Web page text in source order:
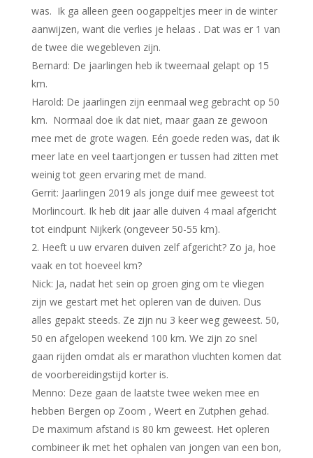
was. Ik ga alleen geen oogappeltjes meer in de winter
aanwijzen, want die verlies je helaas . Dat was er 1 van
de twee die wegebleven zijn.
Bernard: De jaarlingen heb ik tweemaal gelapt op 15
km.
Harold: De jaarlingen zijn eenmaal weg gebracht op 50
km. Normaal doe ik dat niet, maar gaan ze gewoon
mee met de grote wagen. Eén goede reden was, dat ik
meer late en veel taartjongen er tussen had zitten met
weinig tot geen ervaring met de mand.
Gerrit: Jaarlingen 2019 als jonge duif mee geweest tot
Morlincourt. Ik heb dit jaar alle duiven 4 maal afgericht
tot eindpunt Nijkerk (ongeveer 50-55 km).
Heeft u uw ervaren duiven zelf afgericht? Zo ja, hoe
vaak en tot hoeveel km?
Nick: Ja, nadat het sein op groen ging om te vliegen
zijn we gestart met het opleren van de duiven. Dus
alles gepakt steeds. Ze zijn nu 3 keer weg geweest. 50,
50 en afgelopen weekend 100 km. We zijn zo snel
gaan rijden omdat als er marathon vluchten komen dat
de voorbereidingstijd korter is.
Menno: Deze gaan de laatste twee weken mee en
hebben Bergen op Zoom , Weert en Zutphen gehad.
De maximum afstand is 80 km geweest. Het opleren
combineer ik met het ophalen van jongen van een bon,